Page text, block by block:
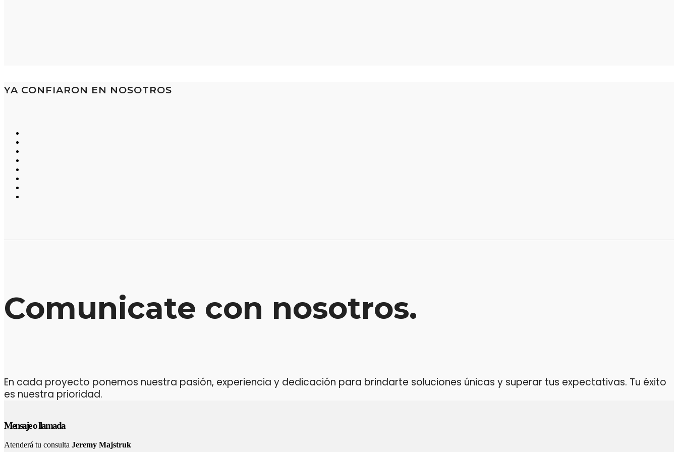
YA CONFIARON EN NOSOTROS
Comunicate con nosotros.
En cada proyecto ponemos nuestra pasión, experiencia y dedicación para brindarte soluciones únicas y superar tus expectativas. Tu éxito
es nuestra prioridad.
Mensaje o llamada
Atenderá tu consulta Jeremy Majstruk